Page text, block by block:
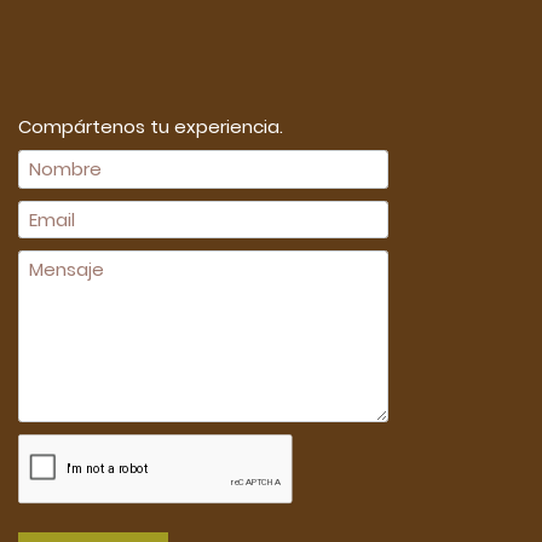
Compártenos tu experiencia.